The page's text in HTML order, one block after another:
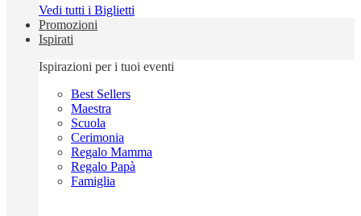
Vedi tutti i Biglietti
Promozioni
Ispirati
Ispirazioni per i tuoi eventi
Best Sellers
Maestra
Scuola
Cerimonia
Regalo Mamma
Regalo Papà
Famiglia